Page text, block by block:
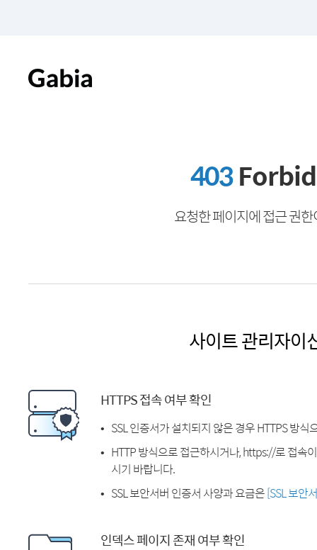
403
요청한 페이지에 접근 권
사이트 관리자이
HTTPS 접속 여부 확인
SSL 인증서가 설치되지 않은 경우 HTTPS 방식
HTTP 방식으로 접근하시거나, https://로 접속
시기 바랍니다.
SSL 보안서버 인증서 사양과 요금은[SSL 보안
인덱스 페이지 존재 여부 확인